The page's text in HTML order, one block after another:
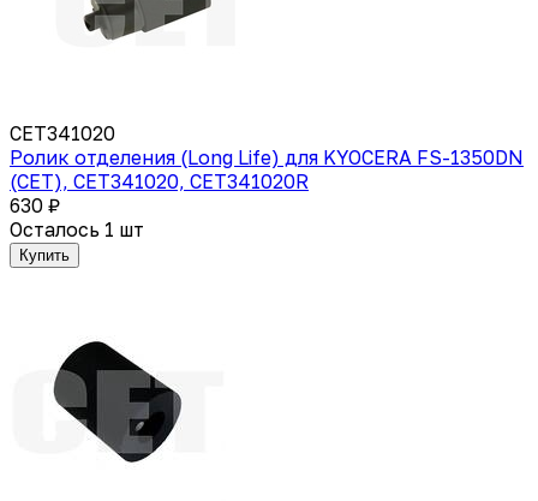
CET341020
Ролик отделения (Long Life) для KYOCERA FS-1350DN
(CET), CET341020, CET341020R
630 ₽
Осталось 1 шт
Купить